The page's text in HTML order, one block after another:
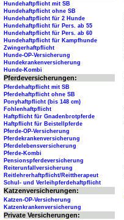
Hundehaftpflicht mit SB
Hundehaftpflicht ohne SB
Hundehaftpflicht für 2 Hunde
Hundehaftpflicht für Pers. ab 55
Hundehaftpflicht für Pers. ab 60
Hundehaftpflicht für Kampfhunde
Zwingerhaftpflicht
Hunde-OP-Versicherung
Hundekrankenversicherung
Hunde-Kombi
Pferdeversicherungen:
Pferdehaftpflicht mit SB
Pferdehaftpflicht ohne SB
Ponyhaftpflicht (bis 148 cm)
Fohlenhaftpflicht
Haftpflicht für Gnadenbrotpferde
Haftpflicht für Beistellpferde
Pferde-OP-Versicherung
Pferdekrankenversicherung
Pferdelebensversicherung
Pferde-Kombi
Pensionspferdeversicherung
Reiterunfallversicherung
Reitlehrerhaftpflicht/Reittherapeut
Schul- und Verleihpferdehaftpflicht
Katzenversicherungen:
Katzen-OP-Versicherung
Katzenkrankenversicherung
Private Versicherungen: